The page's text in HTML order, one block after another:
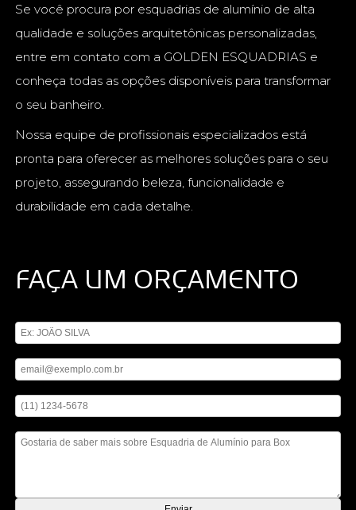
Se você procura por esquadrias de alumínio de alta
qualidade e soluções arquitetônicas personalizadas,
entre em contato com a GOLDEN ESQUADRIAS e
conheça todas as opções disponíveis para transformar
o seu banheiro.
Nossa equipe de profissionais especializados está
pronta para oferecer as melhores soluções para o seu
projeto, assegurando beleza, funcionalidade e
durabilidade em cada detalhe.
FAÇA UM ORÇAMENTO